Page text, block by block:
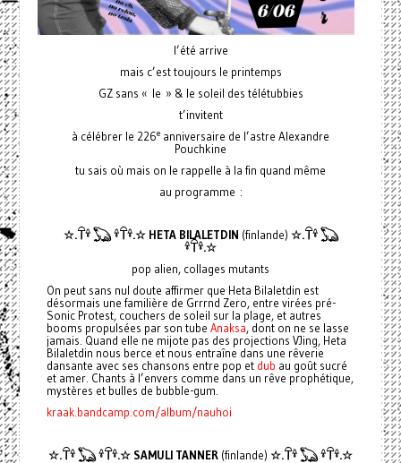
l’été arrive
mais c’est toujours le printemps
GZ sans « le » & le soleil des télétubbies
t’invitent
à célébrer le 226e anniversaire de l’astre Alexandre
Pouchkine
tu sais où mais on le rappelle à la fin quand même
au programme :
☆.𓋼𓍊 𓆏 𓍊𓋼𓍊.☆ HETA BILALETDIN (finlande) ☆.𓋼𓍊 𓆏
𓍊𓋼𓍊.☆
pop alien, collages mutants
On peut sans nul doute affirmer que Heta Bilaletdin est
désormais une familière de Grrrnd Zero, entre virées pré-
Sonic Protest, couchers de soleil sur la plage, et autres
booms propulsées par son tube Anaksa, dont on ne se lasse
jamais. Quand elle ne mijote pas des projections VJing, Heta
Bilaletdin nous berce et nous entraîne dans une rêverie
dansante avec ses chansons entre pop et dub au goût sucré
et amer. Chants à l’envers comme dans un rêve prophétique,
mystères et bulles de bubble-gum.
kraak.bandcamp.com/album/nauhoi
☆.𓋼𓍊 𓆏 𓍊𓋼𓍊.☆ SAMULI TANNER (finlande) ☆.𓋼𓍊 𓆏 𓍊𓋼𓍊.☆